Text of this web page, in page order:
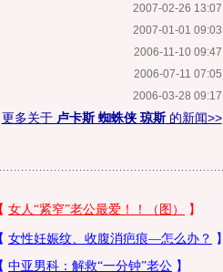
2007-02-26 13:07
2007-01-01 09:03
2006-11-10 09:47
2006-07-11 07:05
2006-03-28 09:17
更多关于 卢卡斯 蜘蛛侠 琼斯的新闻>>